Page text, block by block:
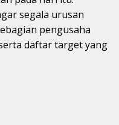
segala urusan
pengusaha
daftar target yang